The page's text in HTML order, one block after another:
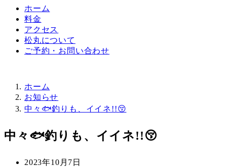
ホーム
料金
アクセス
松丸について
ご予約・お問い合わせ
ホーム
お知らせ
中々🐟釣りも、イイネ!!😚
中々🐟釣りも、イイネ!!😚
投
2023年10月7日